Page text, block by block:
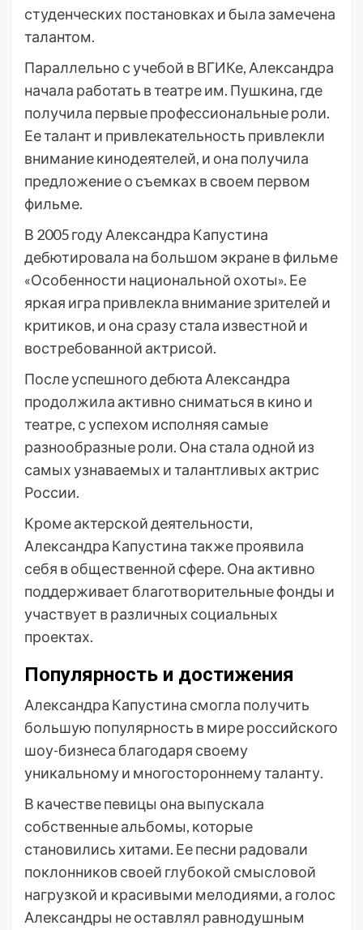
студенческих постановках и была замечена
талантом.
Параллельно с учебой в ВГИКе, Александра
начала работать в театре им. Пушкина, где
получила первые профессиональные роли.
Ее талант и привлекательность привлекли
внимание кинодеятелей, и она получила
предложение о съемках в своем первом
фильме.
В 2005 году Александра Капустина
дебютировала на большом экране в фильме
«Особенности национальной охоты». Ее
яркая игра привлекла внимание зрителей и
критиков, и она сразу стала известной и
востребованной актрисой.
После успешного дебюта Александра
продолжила активно сниматься в кино и
театре, с успехом исполняя самые
разнообразные роли. Она стала одной из
самых узнаваемых и талантливых актрис
России.
Кроме актерской деятельности,
Александра Капустина также проявила
себя в общественной сфере. Она активно
поддерживает благотворительные фонды и
участвует в различных социальных
проектах.
Популярность и достижения
Александра Капустина смогла получить
большую популярность в мире российского
шоу-бизнеса благодаря своему
уникальному и многостороннему таланту.
В качестве певицы она выпускала
собственные альбомы, которые
становились хитами. Ее песни радовали
поклонников своей глубокой смысловой
нагрузкой и красивыми мелодиями, а голос
Александры не оставлял равнодушным